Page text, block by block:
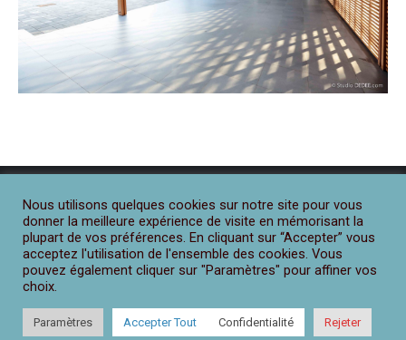
Nous utilisons quelques cookies sur notre site pour vous
donner la meilleure expérience de visite en mémorisant la
plupart de vos préférences. En cliquant sur “Accepter” vous
acceptez l'utilisation de l'ensemble des cookies. Vous
pouvez également cliquer sur "Paramètres" pour affiner vos
choix.
Paramètres Accepter Tout Confidentialité Rejeter